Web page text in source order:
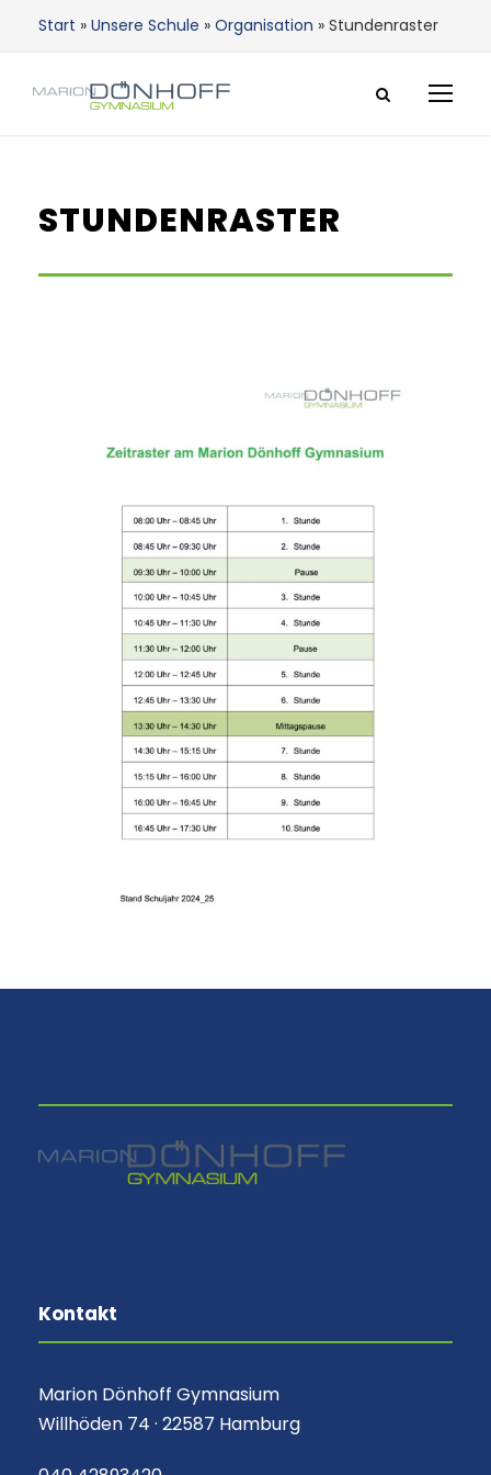
Start » Unsere Schule » Organisation » Stundenraster
STUNDENRASTER
Kontakt
Marion Dönhoff Gymnasium
Willhöden 74 · 22587 Hamburg